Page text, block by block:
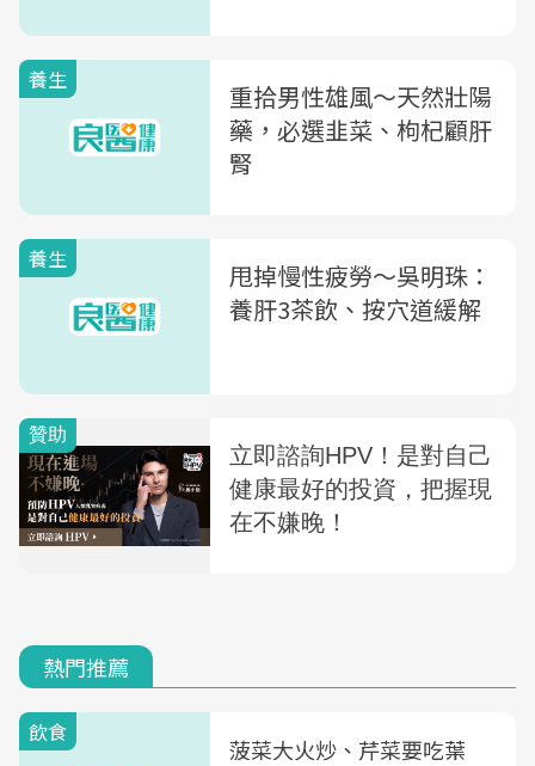
養生
重拾男性雄風～天然壯陽
藥，必選韭菜、枸杞顧肝
腎
養生
甩掉慢性疲勞〜吳明珠：
養肝3茶飲、按穴道緩解
熱門推薦
飲食
菠菜大火炒、芹菜要吃葉